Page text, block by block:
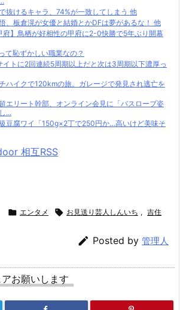
抜けるキャラ、74%が一致してしまう 他
、板倉滉が女優と結婚とかDFは夢があるな！ 他
府】鳥栖が好相性の甲府に2-0快勝で5年ぶり開幕
て恥ずかしい職業なの？
イトに2回連続5周期以上だと次は3周期以下濃厚っ
ハイクで120kmの旅。ガレージで発見され逃亡を
エリート幹部、オンライン会見に「バスローブ姿
...
級豆腐ワイ「150g×2丁で250円か…高いけど美味そ
相互RSS
 エンタメ  お見送り芸人しんいち , 吉住
 Posted by 管理人
お願いします